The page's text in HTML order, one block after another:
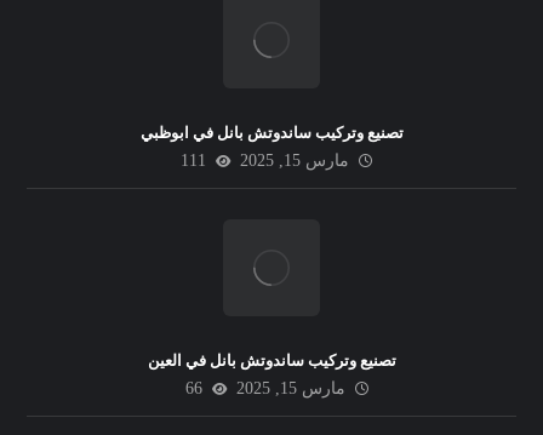
تصنيع وتركيب ساندوتش بانل في ابوظبي
مارس 15, 2025
111
تصنيع وتركيب ساندوتش بانل في العين
مارس 15, 2025
66